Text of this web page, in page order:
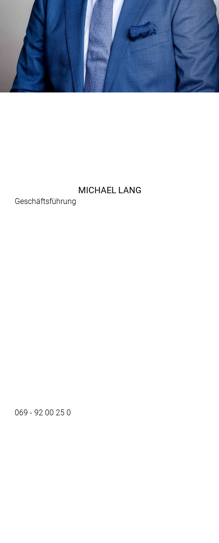
MICHAEL LANG
Geschäftsführung
069 - 92 00 25 0